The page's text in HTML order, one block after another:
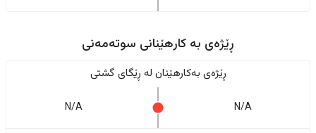
ڕێژەى به کارهێنانی سوتەمەنی
ڕێژەى بەکارهێنان له ڕێگای گشتی
N/A
N/A